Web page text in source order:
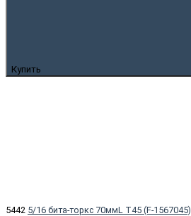
Купить
5442 5/16 бита-торкс 70ммL T45 (F-1567045)